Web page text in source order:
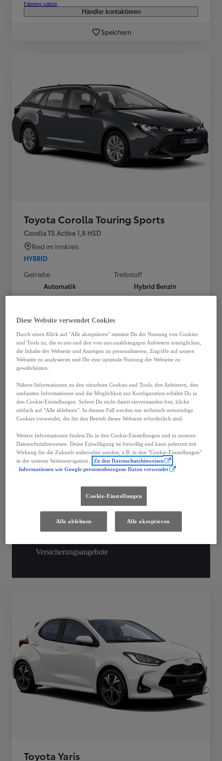
Fahrzeug wählen
Händler kontaktieren
Speichern
Toyota Corolla Touring Sports
Corolla TS Active 1,8 HSD
Ried im Innkreis
HYBRID
Getriebe
Automatik
Treibstoff
Hybrid Benzin
Mehr anzeigen
€ 28.861
Fahrzeug wählen
Speichern
Das sind deine
Vorteile
Bis zu 10 Jahre Garantie
Bis zu 3 Jahre Mobilitätsgarantie
Versicherungsangebote
Toyota Yaris
Diese Website verwendet Cookies
Durch einen Klick auf "Alle akzeptieren" stimmst Du der Nutzung von Cookies
und Tools zu, die es uns und den von uns unabhängigen Anbietern ermöglichen,
die Inhalte der Webseite und Anzeigen zu personalisieren, Zugriffe auf unsere
Webseite zu analysieren und Dir eine optimale Nutzung der Webseite zu
gewährleisten.
Nähere Informationen zu den einzelnen Cookies und Tools, den Anbietern, den
umfassten Informationen und die Möglichkeit zur Konfiguration erhältst Du in
den Cookie-Einstellungen. Sofern Du nicht damit einverstanden bist, klicke
einfach auf "Alle ablehnen". In diesem Fall werden nur technisch notwendige
Cookies verwendet, die für den Betrieb dieser Webseite erforderlich sind.
Weitere Informationen findest Du in den Cookie-Einstellungen und in unseren
Datenschutzhinweisen. Deine Einwilligung ist freiwillig und kann jederzeit mit
Wirkung für die Zukunft widerrufen werden, z.B. in den "Cookie-Einstellungen"
in der unteren Seitennavigation.
Zu den Datenschutzhinweisen
Informationen wie Google personenbezogene Daten verwendet
Cookie-Einstellungen
Alle ablehnen Alle akzeptieren